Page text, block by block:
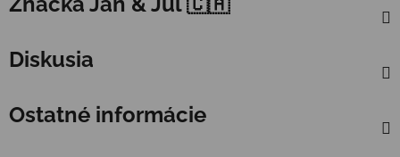
Diskusia
Ostatné informácie